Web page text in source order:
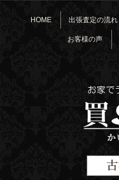
HOME 出張査定の流れ
お客様の声